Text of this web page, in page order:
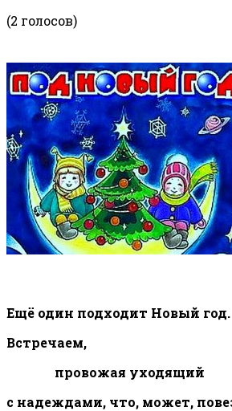
(2 голосов)
Ещё один подходит Новый год.
Встречаем,
провожая уходящий
с надеждами, что, может,